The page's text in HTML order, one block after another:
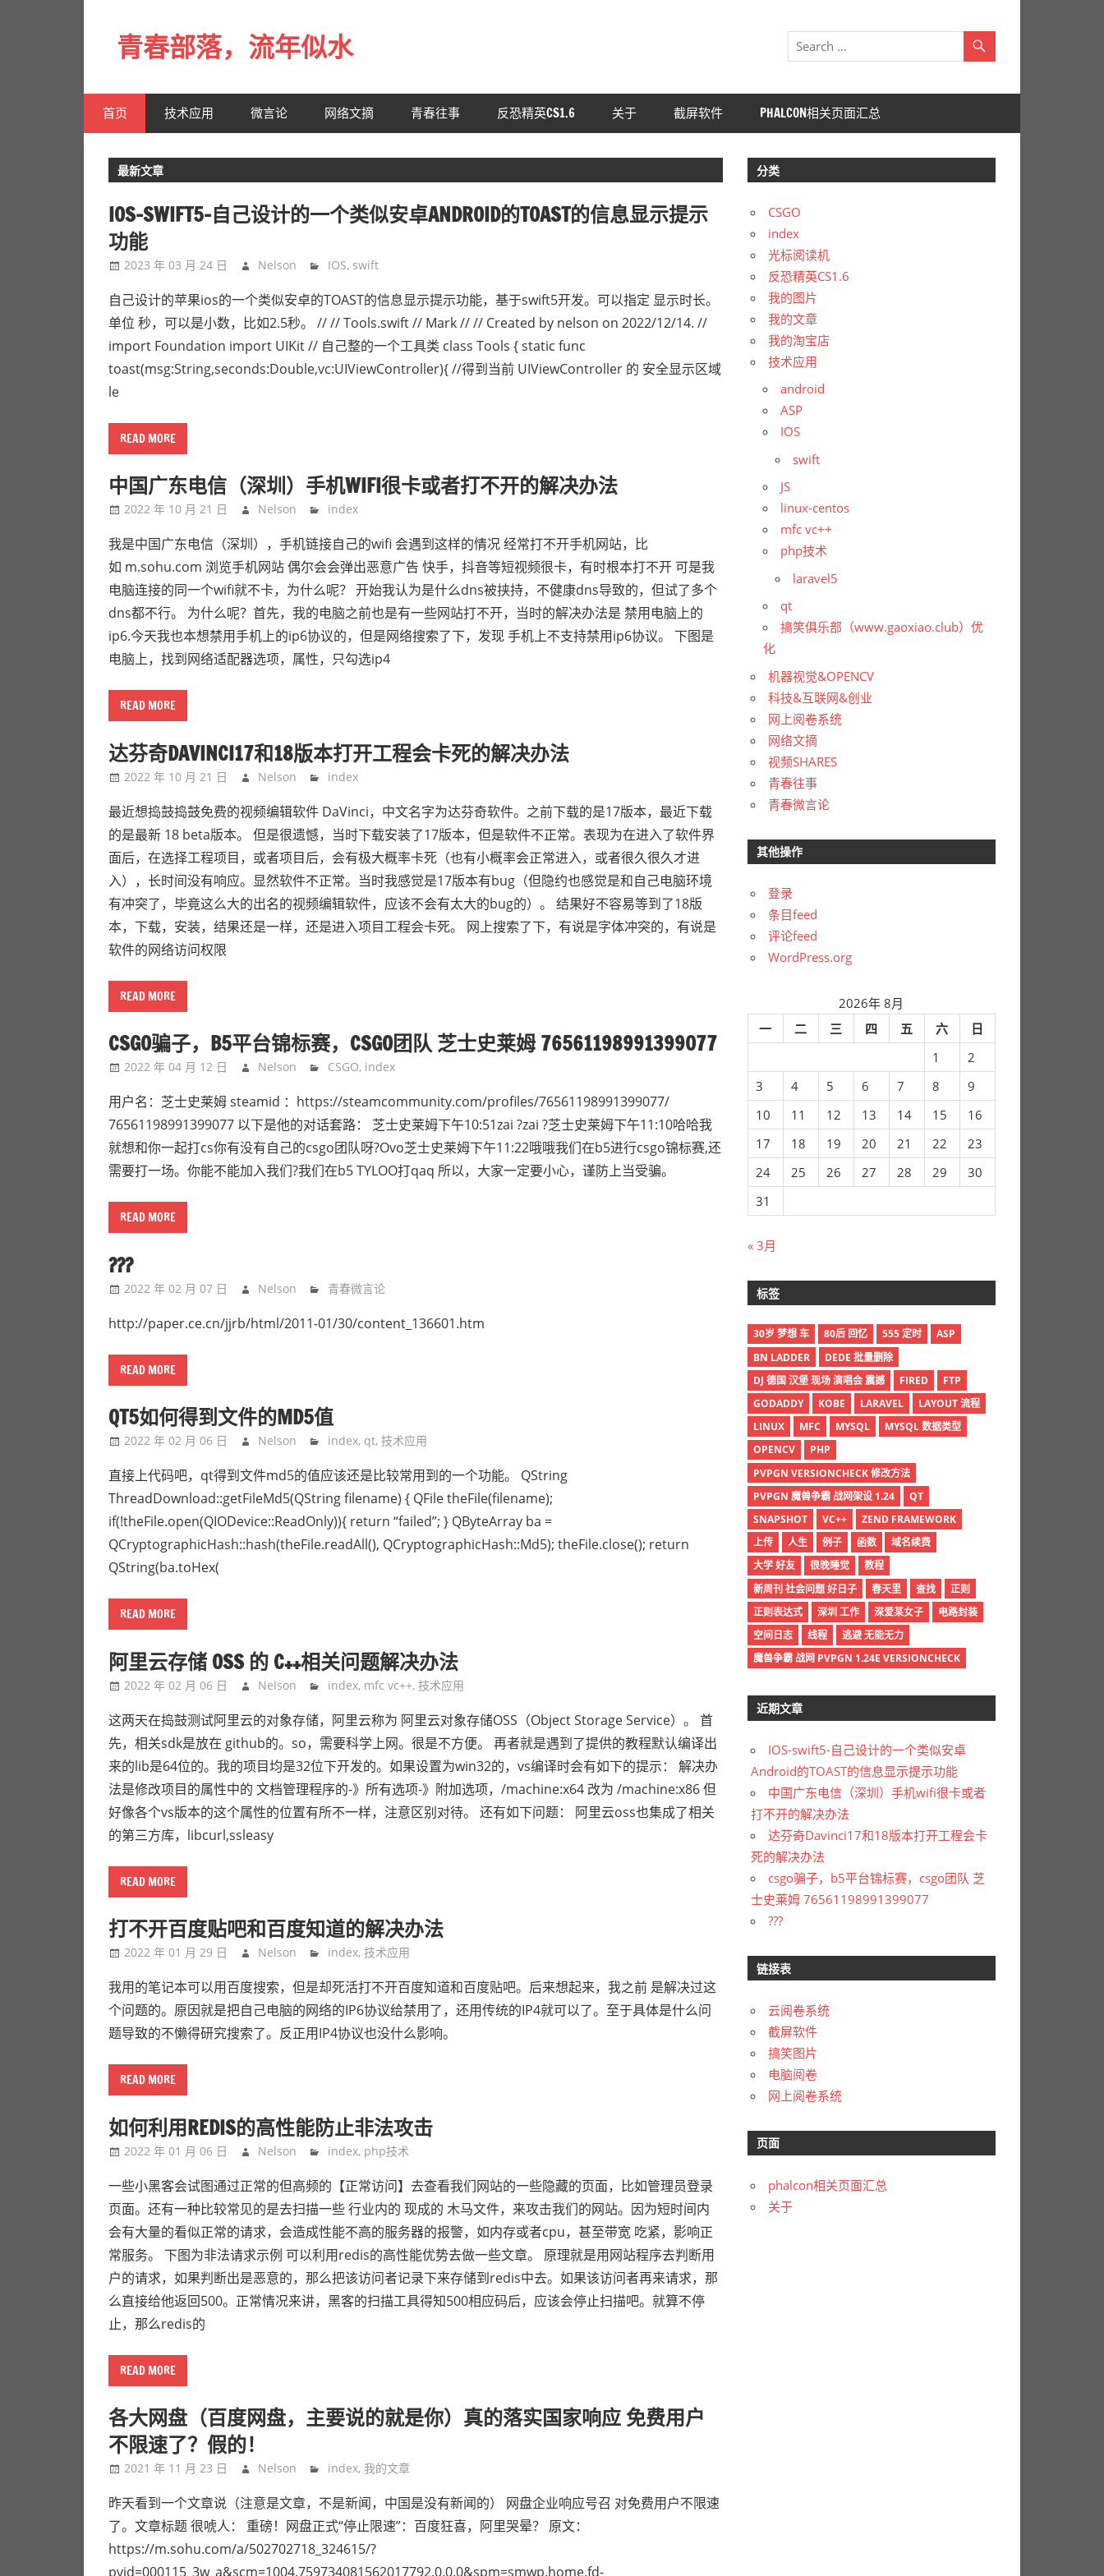
content青春部落，流年似水
春
是
一
场
远
行，
总
记
不
来
时
的
路。
首页 技术应用 微言论 网络文摘 青春往事 反恐精英CS1.6 关于 截屏软件 PHALCON相关页面汇总
最新文章
IOS-SWIFT5-自己设计的一个类似安卓ANDROID的TOAST的信息显示提示
功能
2023 年 03 月 24 日 Nelson IOS, swift
自己设计的苹果ios的一个类似安卓的TOAST的信息显示提示功能，基于swift5开发。可以指定 显示时长。
单位 秒，可以是小数，比如2.5秒。 // // Tools.swift // Mark // // Created by nelson on 2022/12/14. //
import Foundation import UIKit // 自己整的一个工具类 class Tools { static func
toast(msg:String,seconds:Double,vc:UIViewController){ //得到当前 UIViewController 的 安全显示区域
le
READ MORE
中国广东电信（深圳）手机WIFI很卡或者打不开的解决办法
2022 年 10 月 21 日 Nelson index
我是中国广东电信（深圳），手机链接自己的wifi 会遇到这样的情况 经常打不开手机网站，比
如 m.sohu.com 浏览手机网站 偶尔会会弹出恶意广告 快手，抖音等短视频很卡，有时根本打不开 可是我
电脑连接的同一个wifi就不卡，为什么呢？ 开始我认为是什么dns被挟持，不健康dns导致的，但试了多个
dns都不行。 为什么呢？首先，我的电脑之前也是有一些网站打不开，当时的解决办法是 禁用电脑上的
ip6.今天我也本想禁用手机上的ip6协议的，但是网络搜索了下，发现 手机上不支持禁用ip6协议。 下图是
电脑上，找到网络适配器选项，属性，只勾选ip4
READ MORE
达芬奇DAVINCI17和18版本打开工程会卡死的解决办法
2022 年 10 月 21 日 Nelson index
最近想捣鼓捣鼓免费的视频编辑软件 DaVinci，中文名字为达芬奇软件。之前下载的是17版本，最近下载
的是最新 18 beta版本。 但是很遗憾，当时下载安装了17版本，但是软件不正常。表现为在进入了软件界
面后，在选择工程项目，或者项目后，会有极大概率卡死（也有小概率会正常进入，或者很久很久才进
入），长时间没有响应。显然软件不正常。当时我感觉是17版本有bug（但隐约也感觉是和自己电脑环境
有冲突了，毕竟这么大的出名的视频编辑软件，应该不会有太大的bug的）。 结果好不容易等到了18版
本，下载，安装，结果还是一样，还是进入项目工程会卡死。 网上搜索了下，有说是字体冲突的，有说是
软件的网络访问权限
READ MORE
CSGO骗子，B5平台锦标赛，CSGO团队 芝士史莱姆 76561198991399077
2022 年 04 月 12 日 Nelson CSGO, index
用户名：芝士史莱姆 steamid ：https://steamcommunity.com/profiles/76561198991399077/
76561198991399077 以下是他的对话套路： 芝士史莱姆下午10:51zai ?zai ?芝士史莱姆下午11:10哈哈我
就想和你一起打cs你有没有自己的csgo团队呀?Ovo芝士史莱姆下午11:22哦哦我们在b5进行csgo锦标赛,还
需要打一场。你能不能加入我们?我们在b5 TYLOO打qaq 所以，大家一定要小心，谨防上当受骗。
READ MORE
???
2022 年 02 月 07 日 Nelson 青春微言论
http://paper.ce.cn/jjrb/html/2011-01/30/content_136601.htm
READ MORE
QT5如何得到文件的MD5值
2022 年 02 月 06 日 Nelson index, qt, 技术应用
直接上代码吧，qt得到文件md5的值应该还是比较常用到的一个功能。 QString
ThreadDownload::getFileMd5(QString filename) { QFile theFile(filename);
if(!theFile.open(QIODevice::ReadOnly)){ return “failed”; } QByteArray ba =
QCryptographicHash::hash(theFile.readAll(), QCryptographicHash::Md5); theFile.close(); return
QString(ba.toHex(
READ MORE
阿里云存储 OSS 的 C++相关问题解决办法
2022 年 02 月 06 日 Nelson index, mfc vc++, 技术应用
这两天在捣鼓测试阿里云的对象存储，阿里云称为 阿里云对象存储OSS（Object Storage Service）。 首
先，相关sdk是放在 github的。so，需要科学上网。很是不方便。 再者就是遇到了提供的教程默认编译出
来的lib是64位的。我的项目均是32位下开发的。如果设置为win32的，vs编译时会有如下的提示： 解决办
法是修改项目的属性中的 文档管理程序的-》所有选项-》附加选项，/machine:x64 改为 /machine:x86 但
好像各个vs版本的这个属性的位置有所不一样，注意区别对待。 还有如下问题： 阿里云oss也集成了相关
的第三方库，libcurl,ssleasy
READ MORE
打不开百度贴吧和百度知道的解决办法
2022 年 01 月 29 日 Nelson index, 技术应用
我用的笔记本可以用百度搜索，但是却死活打不开百度知道和百度贴吧。后来想起来，我之前 是解决过这
个问题的。原因就是把自己电脑的网络的IP6协议给禁用了，还用传统的IP4就可以了。至于具体是什么问
题导致的不懒得研究搜索了。反正用IP4协议也没什么影响。
READ MORE
如何利用REDIS的高性能防止非法攻击
2022 年 01 月 06 日 Nelson index, php技术
一些小黑客会试图通过正常的但高频的【正常访问】去查看我们网站的一些隐藏的页面，比如管理员登录
页面。还有一种比较常见的是去扫描一些 行业内的 现成的 木马文件，来攻击我们的网站。因为短时间内
会有大量的看似正常的请求，会造成性能不高的服务器的报警，如内存或者cpu，甚至带宽 吃紧，影响正
常服务。 下图为非法请求示例 可以利用redis的高性能优势去做一些文章。 原理就是用网站程序去判断用
户的请求，如果判断出是恶意的，那么把该访问者记录下来存储到redis中去。如果该访问者再来请求，那
么直接给他返回500。正常情况来讲，黑客的扫描工具得知500相应码后，应该会停止扫描吧。就算不停
止，那么redis的
READ MORE
各大网盘（百度网盘，主要说的就是你）真的落实国家响应 免费用户
不限速了？假的！
2021 年 11 月 23 日 Nelson index, 我的文章
昨天看到一个文章说（注意是文章，不是新闻，中国是没有新闻的） 网盘企业响应号召 对免费用户不限速
了。文章标题 很唬人： 重磅！网盘正式“停止限速”：百度狂喜，阿里哭晕？ 原文：
https://m.sohu.com/a/502702718_324615/?
pvid=000115_3w_a&scm=1004.759734081562017792.0.0.0&spm=smwp.home.fd-
分类
CSGO
index
光标阅读机
反恐精英CS1.6
我的图片
我的文章
我的淘宝店
技术应用
android
ASP
IOS
swift
JS
linux-centos
mfc vc++
php技术
laravel5
qt
搞笑俱乐部（www.gaoxiao.club）优
化
机器视觉&OPENCV
科技&互联网&创业
网上阅卷系统
网络文摘
视频SHARES
青春往事
青春微言论
其他操作
登录
条目feed
评论feed
WordPress.org
2026年 8月
一
二 三 四 五 六
日
1
2
3
4 5 6 7 8
9
10
11 12 13 14 15
16
17
18 19 20 21 22
23
24
25 26 27 28 29
30
31
« 3月
标签
30岁 梦想 车 80后 回忆 555 定时
ASP
BN LADDER
DEDE 批量删除
DJ 德国 汉堡 现场 演唱会 震撼
FIRED
FTP
GODADDY
KOBE LARAVEL
LAYOUT 流程
LINUX
MFC MYSQL
MYSQL 数据类型
OPENCV
PHP
PVPGN VERSIONCHECK 修改方法
PVPGN 魔兽争霸 战网架设 1.24
QT
SNAPSHOT
VC++
ZEND FRAMEWORK
上传
人生 例子 函数
域名续费
大学 好友
很晚睡觉
教程
新周刊 社会问题 好日子
春天里 查找
正则
正则表达式
深圳 工作 深爱某女子
电路封装
空间日志
线程
逃避 无能无力
魔兽争霸 战网 PVPGN 1.24E VERSIONCHECK
近期文章
IOS-swift5-自己设计的一个类似安卓
Android的TOAST的信息显示提示功能
中国广东电信（深圳）手机wifi很卡或者
打不开的解决办法
达芬奇Davinci17和18版本打开工程会卡
死的解决办法
csgo骗子，b5平台锦标赛，csgo团队 芝
士史莱姆 76561198991399077
???
链接表
云阅卷系统
截屏软件
搞笑图片
电脑阅卷
网上阅卷系统
页面
phalcon相关页面汇总
关于